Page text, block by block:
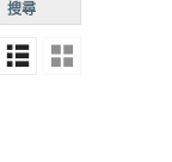
搜尋